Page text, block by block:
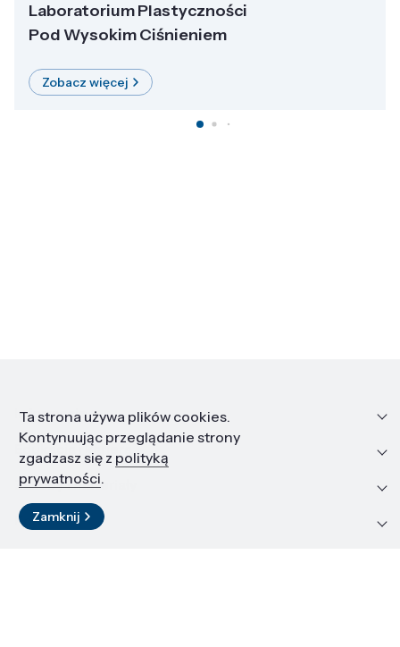
Laboratorium Plastyczności
Pod Wysokim Ciśnieniem
Zobacz więcej
Informacje
Edukacja i kariera
Zasoby i materiały
Kontakt
Ta strona używa plików cookies.
Kontynuując przeglądanie strony
zgadzasz się z polityką
prywatności.
Zamknij